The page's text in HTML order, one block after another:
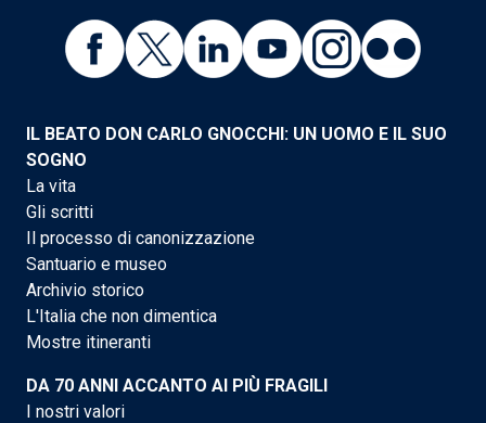
IL BEATO DON CARLO GNOCCHI: UN UOMO E IL SUO
SOGNO
La vita
Gli scritti
Il processo di canonizzazione
Santuario e museo
Archivio storico
L'Italia che non dimentica
Mostre itineranti
DA 70 ANNI ACCANTO AI PIÙ FRAGILI
I nostri valori